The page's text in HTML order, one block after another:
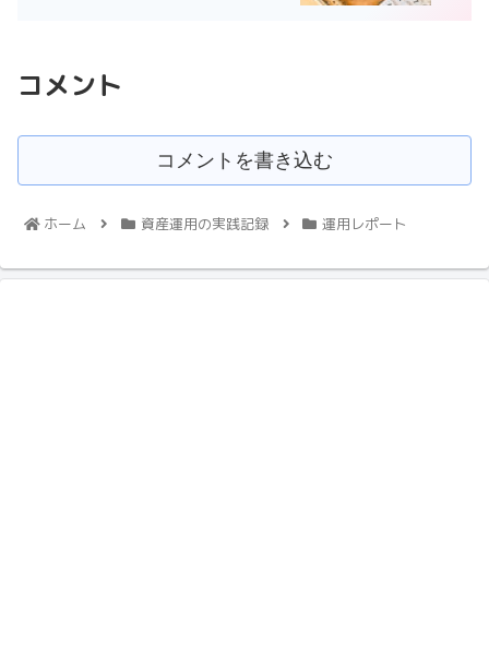
コメント
コメントを書き込む
ホーム 資産運用の実践記録 運用レポート